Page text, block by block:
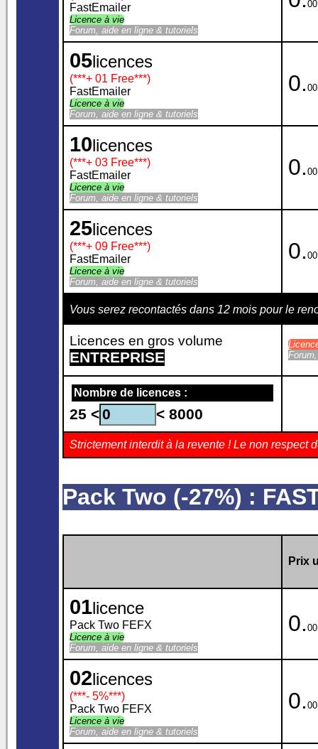
FastEmailer
Licence à vie
Forum, aide en ligne & tutoriels
00
05licences
(***+ 01 Free***)
FastEmailer
Licence à vie
Forum, aide en ligne & tutoriels
0. 00
10licences
(***+ 03 Free***)
FastEmailer
Licence à vie
Forum, aide en ligne & tutoriels
0. 00
25licences
(***+ 09 Free***)
FastEmailer
Licence à vie
Forum, aide en ligne & tutoriels
0. 00
Vous serez recontactés dans 12 mois pour le
Licences en gros volume
ENTREPRISE
Nombre de licences :
25 < < 8000
Strictement interdit à la revente ! Le non respect
Pack Two (-27%) :
Prix
01licence
Pack Two FEFX
Licence à vie
Forum, aide en ligne & tutoriels
0. 00
02licences
(***- 5%***)
Pack Two FEFX
Licence à vie
Forum, aide en ligne & tutoriels
0. 00